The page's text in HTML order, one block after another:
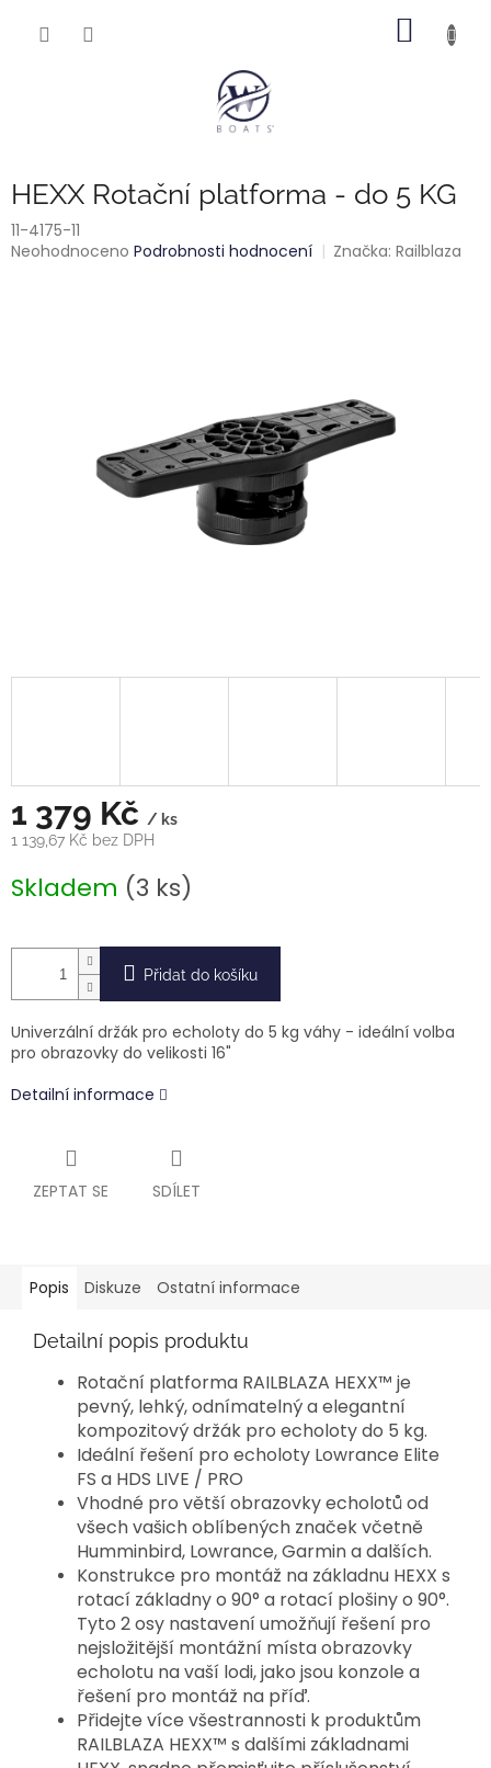
HEXX Rotační platforma - do 5 KG
11-4175-11
Průměrné
Neohodnoceno Podrobnosti hodnocení Značka:Railblaza
1 379 Kč / ks
1 139,67 Kč bez DPH
cena:
Skladem (3 ks)
Přidat do košíku
Univerzální držák pro echoloty do 5 kg váhy - ideální volba
pro obrazovky do velikosti 16"
Detailní informace
ZEPTAT SE SDÍLET
Popis Diskuze Ostatní informace
Detailní popis produktu
Rotační platforma RAILBLAZA HEXX™ je
pevný, lehký, odnímatelný a elegantní
kompozitový držák pro echoloty do 5 kg.
Ideální řešení pro echoloty Lowrance Elite
FS a HDS LIVE / PRO
Vhodné pro větší obrazovky echolotů od
všech vašich oblíbených značek včetně
Humminbird, Lowrance, Garmin a dalších.
Konstrukce pro montáž na základnu HEXX s
rotací základny o 90° a rotací plošiny o 90°.
Tyto 2 osy nastavení umožňují řešení pro
nejsložitější montážní místa obrazovky
echolotu na vaší lodi, jako jsou konzole a
řešení pro montáž na příď.
Přidejte více všestrannosti k produktům
RAILBLAZA HEXX™ s dalšími základnami